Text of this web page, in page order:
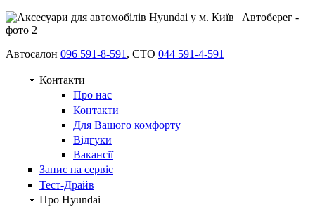
Автосалон 096 591-8-591 , СТО 044 591-4-591
Контакти
Про нас
Контакти
Для Вашого комфорту
Відгуки
Вакансії
Запис на сервіс
Тест-Драйв
Про Hyundai